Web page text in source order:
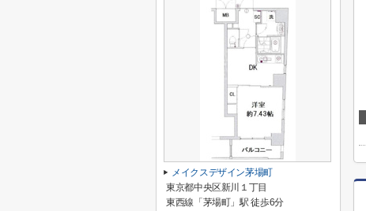
メイクスデザイン茅場町
東京都中央区新川１丁目
東西線「茅場町」駅 徒歩6分